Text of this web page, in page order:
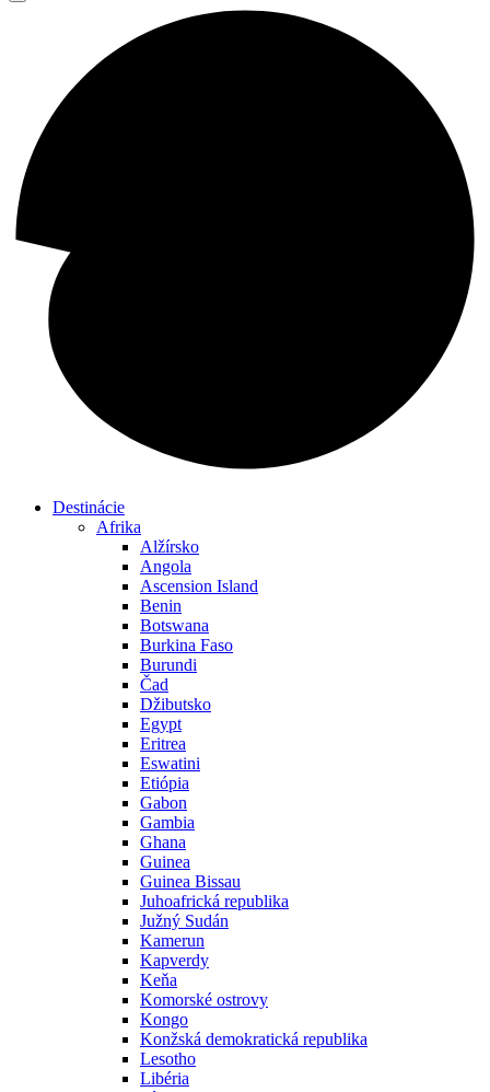
Destinácie
Afrika
Alžírsko
Angola
Ascension Island
Benin
Botswana
Burkina Faso
Burundi
Čad
Džibutsko
Egypt
Eritrea
Eswatini
Etiópia
Gabon
Gambia
Ghana
Guinea
Guinea Bissau
Juhoafrická republika
Južný Sudán
Kamerun
Kapverdy
Keňa
Komorské ostrovy
Kongo
Konžská demokratická republika
Lesotho
Libéria